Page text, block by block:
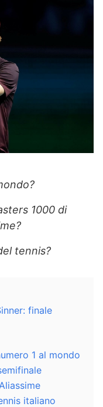
1000 di
tennis?
finale
1 al mondo
italiano